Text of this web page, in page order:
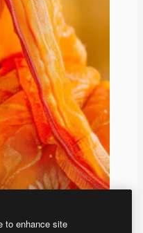
to enhance site